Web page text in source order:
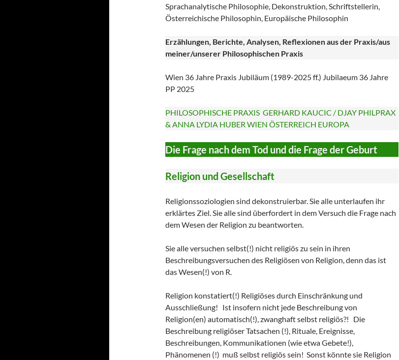
Sprachanalytische Philosophie, Dekonstruktion, Schriftstellerin,
Österreichische Philosophin, Europäische Philosophin
Erzählungen, Berichte, Analysen, Reflexionen aus der Praxis/aus
meiner/unserer Philosophischen Praxis
Wien 36 Jahre Praxis Jubiläum (1989-2025 ff.) Jubilaeum 36 Jahre
PP 2025
PHILOSOPHISCHE PRAXIS GERHARD KAUCIC / DJAY PHILPRAX
& ANNA LYDIA HUBER WIEN ÖSTERREICH EUROPA
Die Frage nach dem Tod und die Frage der Geburt
Religion und Gesellschaft
Religionssoziologien sind dekonstruierbar. Sie alle unterlaufen ihr
erklärtes Ziel. Sie alle sind überfordert in dem Versuch die Frage nach
dem Wesen der Religion zu beantworten.
Sie alle versuchen selbst(!) nicht religiös zu sein in ihren
Beschreibungsversuchen des Religiösen von Religion, denn das ist
das Wesen(!) von R.
Religion konstatiert(!) Religiöses durch Einschränkung und
Ausschließung! Ist insofern nicht jede Beschreibung von
Religion(en) automatisch(!), zwanghaft selbst religiös?! Die
Beschreibung religiöser Tatsachen (!), Rituale, Ereignisse,
Beschreibungen, Kommunikationen (wie etwa Gebete!),
Phänomenen (!) muß selbst religiös sein! Sonst könnte sie Religion